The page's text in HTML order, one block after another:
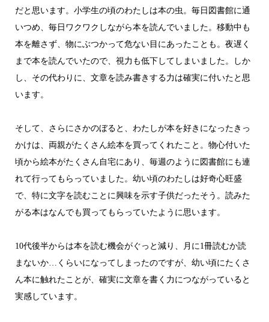
だと思います。小学生の頃のわたしは本の虫。毎日図書館に通
いつめ、毎日ワクワクしながら本を読んでいました。移動中も
本を離さず、物にぶつかって危ない目にあったことも。夜遅く
まで本を読んでいたので、視力も低下してしまいました。しか
し、その代わりに、文章を読み書きする力は確実に付いたと思
います。
そして、さらにさかのぼると、わたしが本を好きになったきっ
かけは、両親がたくさん絵本を買ってくれたこと。物心付いた
頃から絵本がたくさん自宅にあり、毎週のように図書館にも連
れて行ってもらっていました。幼い頃のわたしは好奇心旺盛
で、特に文字を読むことに興味を示す子供だったそう。読みた
がる本はなんでも買ってもらっていたように思います。
10代後半からは本を読む機会がぐっと減り、月に1冊読むか読
まないか…くらいになってしまったのですが、幼い頃にたくさ
ん本に触れたことが、確実に文章を書く力につながっていると
実感しています。